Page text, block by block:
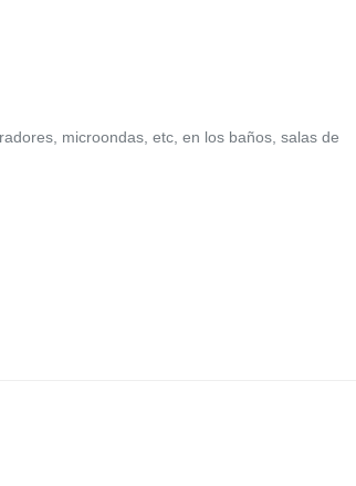
microondas, etc, en los baños, salas de